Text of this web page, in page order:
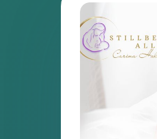
Der
Halouska
Mir hat der
Carina
mit
vermittelte